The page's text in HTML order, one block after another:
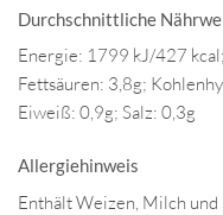
Durchschnittliche
Energie: 1799 kJ/427
Fettsäuren: 3,8g;
Eiweiß: 0,9g; Salz: 0,3g
Allergiehinweis
Enthält Weizen, Milch und